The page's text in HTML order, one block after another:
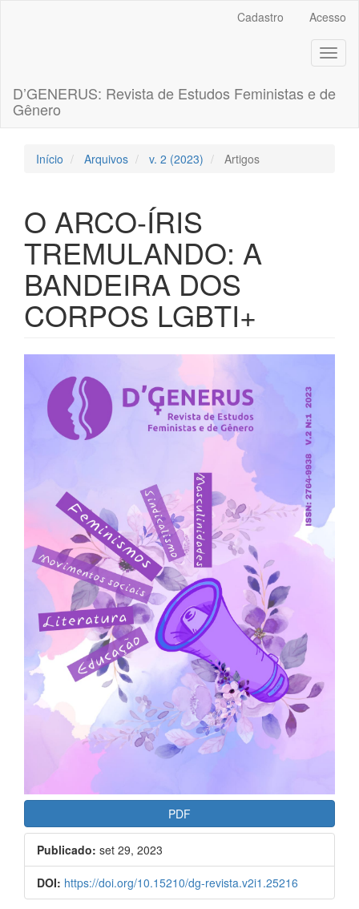
##plugins.themes.bootstrap3.accessible_menu.main_content##
##plugins.themes.bootstrap3.accessible_menu.sidebar##
Cadastro Acesso
D’GENERUS: Revista de Estudos Feministas e de
Gênero
Início Arquivos v. 2 (2023) Artigos
O ARCO-ÍRIS
TREMULANDO: A
BANDEIRA DOS
CORPOS LGBTI+
PDF
Publicado: set 29, 2023
DOI: https://doi.org/10.15210/dg-revista.v2i1.25216